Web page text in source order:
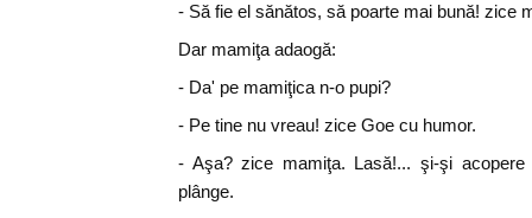
- Să fie el sănătos, să poarte mai bună! zice
Dar mamiţa adaogă:
- Da' pe mamiţica n-o pupi?
- Pe tine nu vreau! zice Goe cu humor.
- Aşa? zice mamiţa. Lasă!... şi-şi
plânge.